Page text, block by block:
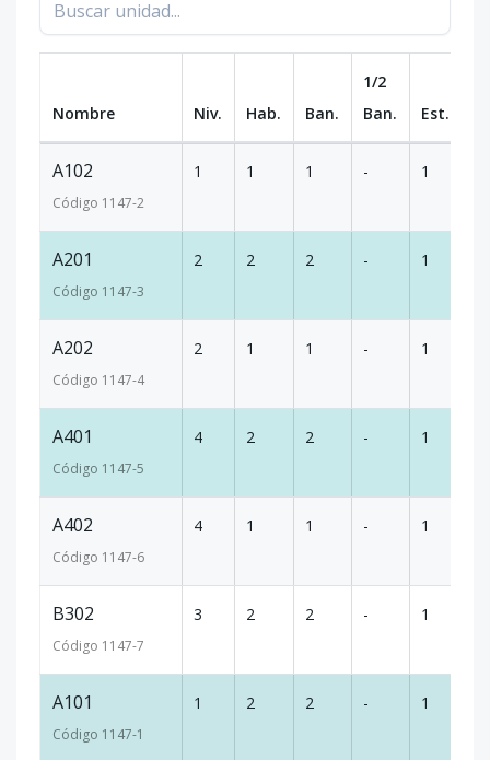
Nombre Niv. Hab. Ban.
1/2
Ban.
Est.
A102
Código 1147-2
1 1 1 - 1
A201
Código 1147-3
2 2 2 - 1
A202
Código 1147-4
2 1 1 - 1
A401
Código 1147-5
4 2 2 - 1
A402
Código 1147-6
4 1 1 - 1
B302
Código 1147-7
3 2 2 - 1
A101
Código 1147-1
1 2 2 - 1